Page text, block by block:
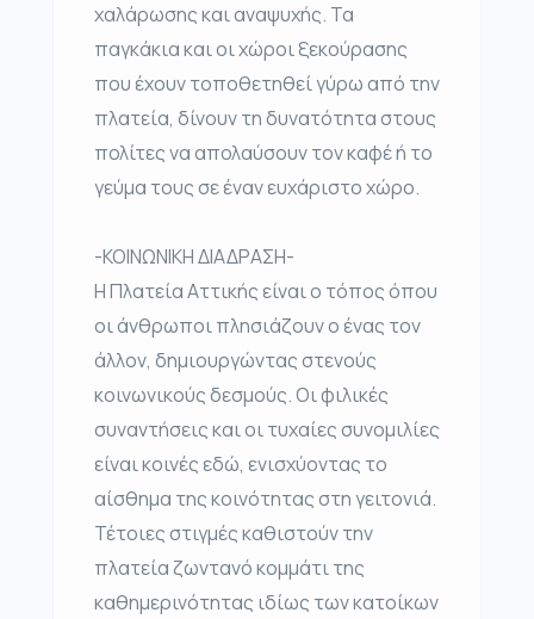
χαλάρωσης και αναψυχής. Τα
παγκάκια και οι χώροι ξεκούρασης
που έχουν τοποθετηθεί γύρω από την
πλατεία, δίνουν τη δυνατότητα στους
πολίτες να απολαύσουν τον καφέ ή το
γεύμα τους σε έναν ευχάριστο χώρο.
-ΚΟΙΝΩΝΙΚΗ ΔΙΑΔΡΑΣΗ-
Η Πλατεία Αττικής είναι ο τόπος όπου
οι άνθρωποι πλησιάζουν ο ένας τον
άλλον, δημιουργώντας στενούς
κοινωνικούς δεσμούς. Οι φιλικές
συναντήσεις και οι τυχαίες συνομιλίες
είναι κοινές εδώ, ενισχύοντας το
αίσθημα της κοινότητας στη γειτονιά.
Τέτοιες στιγμές καθιστούν την
πλατεία ζωντανό κομμάτι της
καθημερινότητας ιδίως των κατοίκων